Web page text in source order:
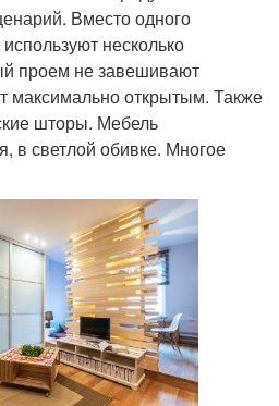
Вместо одного
несколько
проем не завешивают
максимально открытым. Также
шторы. Мебель
в светлой обивке. Многое